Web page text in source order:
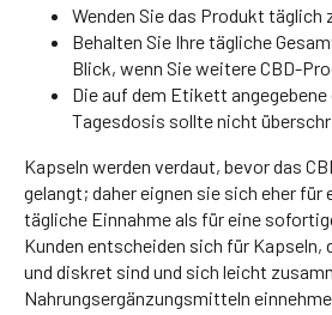
Wenden Sie das Produkt täglich
Behalten Sie Ihre tägliche
Blick, wenn Sie weitere CBD-
Die auf dem Etikett
Tagesdosis sollte nicht
Kapseln werden verdaut, bevor das
gelangt; daher eignen sie sich eher für
tägliche Einnahme als für eine
Kunden entscheiden sich für Kapseln,
und diskret sind und sich leicht
Nahrungsergänzungsmitteln